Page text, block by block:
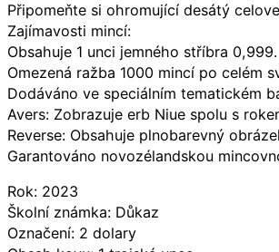
Připomeňte si ohromující desátý
Zajímavosti mincí:
Obsahuje 1 unci jemného stříbra 0,999.
Omezená ražba 1000 mincí po celém
Dodáváno ve speciálním tematickém
Avers: Zobrazuje erb Niue spolu s
Reverse: Obsahuje plnobarevný
Garantováno novozélandskou
Rok: 2023
Školní známka: Důkaz
Označení: 2 dolary